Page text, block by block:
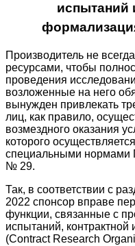
испытаний
Производитель не
ресурсами, чтобы
проведения
возложенные на него
вынужден привлекать
лиц, как правило,
возмездного оказания
которого
специальными
№ 29.
Так, в соответствии с
2022 спонсор вправе
функции, связанные с
испытаний, контрактной
(Contract Research